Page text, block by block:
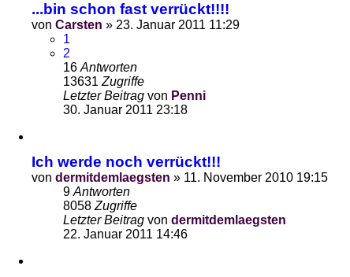
...bin schon fast verrückt!!!!
von Carsten » 23. Januar 2011 11:29
1
2
16 Antworten
13631 Zugriffe
Letzter Beitrag von Penni
30. Januar 2011 23:18
Ich werde noch verrückt!!!
von dermitdemlaegsten » 11. November 2010 19:15
9 Antworten
8058 Zugriffe
Letzter Beitrag von dermitdemlaegsten
22. Januar 2011 14:46